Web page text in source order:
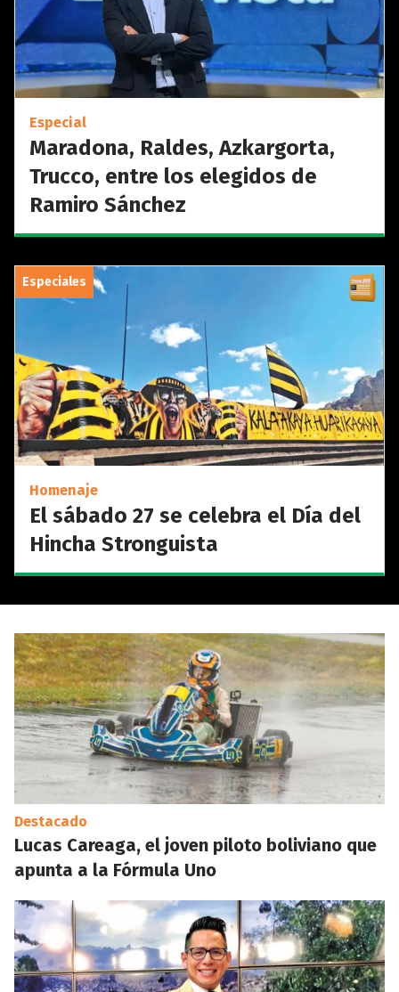
Especial
Maradona, Raldes, Azkargorta,
Trucco, entre los elegidos de
Ramiro Sánchez
Especiales
Homenaje
El sábado 27 se celebra el Día del
Hincha Stronguista
Destacado
Lucas Careaga, el joven piloto boliviano que
apunta a la Fórmula Uno